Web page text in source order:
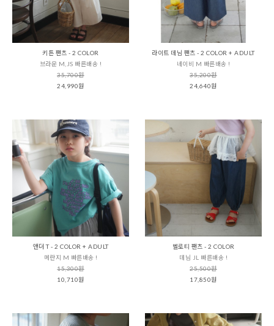
키튼 팬츠 - 2 COLOR
브라운 M,JS 빠른배송 !
35,700원
24,990원
라이트 데님 팬츠 - 2 COLOR + ADULT
네이비 M 빠른배송 !
35,200원
24,640원
앤더 T - 2 COLOR + ADULT
메란지 M 빠른배송 !
15,300원
10,710원
벨로티 팬츠 - 2 COLOR
데님 JL 빠른배송 !
25,500원
17,850원